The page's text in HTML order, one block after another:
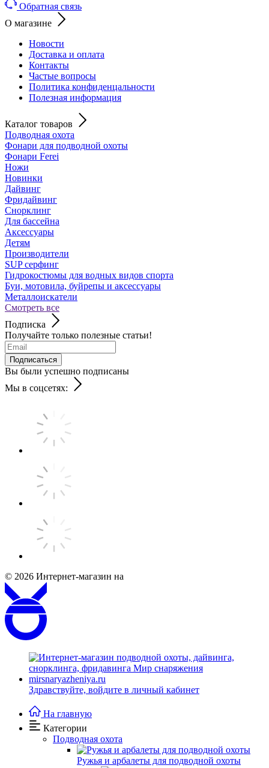
Обратная связь
О магазине
Новости
Доставка и оплата
Контакты
Частые вопросы
Политика конфиденцальности
Полезная информация
Каталог товаров
Подводная охота
Фонари для подводной охоты
Фонари Ferei
Ножи
Новинки
Дайвинг
Фридайвинг
Снорклинг
Для бассейна
Аксессуары
Детям
Производители
SUP серфинг
Гидрокостюмы для водных видов спорта
Буи, мотовила, буйрепы и аксессуары
Металлоискатели
Смотреть все
Подписка
Получайте только полезные статьи!
Подписаться
Вы были успешно подписаны
Мы в соцсетях:
© 2026 Интернет-магазин на
Здравствуйте, войдите в личный кабинет
На главную
Категории
Подводная охота
Ружья и арбалеты для подводной охоты